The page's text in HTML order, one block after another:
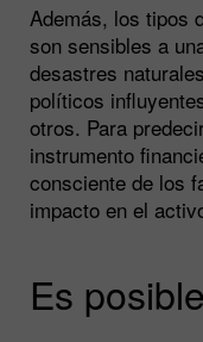
Además, los tipos
son sensibles a
desastres
políticos
otros. Para
instrumento
consciente de los
impacto en el
Es